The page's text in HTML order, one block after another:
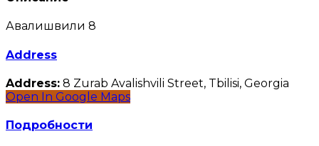
Авалишвили 8
Address
Address: 8 Zurab Avalishvili Street, Tbilisi, Georgia
Open In Google Maps
Подробности